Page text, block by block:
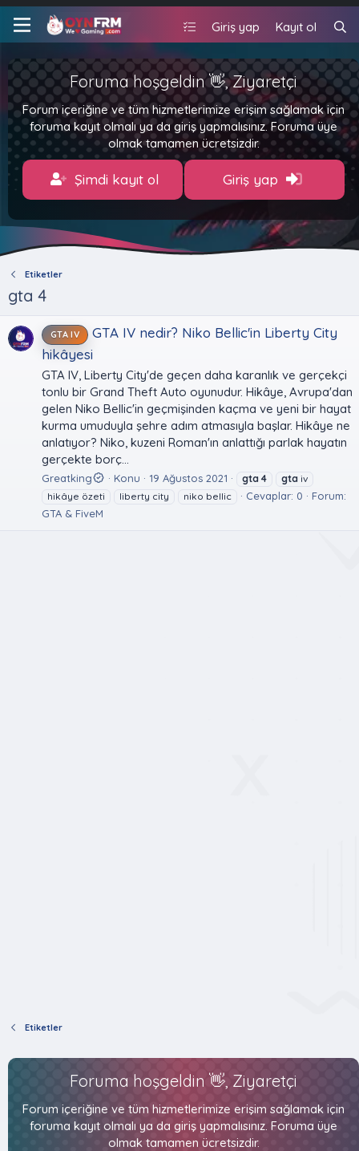
Giriş yap Kayıt ol
Foruma hoşgeldin 👋, Ziyaretçi
Forum içeriğine ve tüm hizmetlerimize erişim sağlamak için
foruma kayıt olmalı ya da giriş yapmalısınız. Foruma üye
olmak tamamen ücretsizdir.
Şimdi kayıt ol Giriş yap
Etiketler
gta 4
GTA IV
GTA IV nedir? Niko Bellic'in Liberty City
hikâyesi
GTA IV, Liberty City'de geçen daha karanlık ve gerçekçi
tonlu bir Grand Theft Auto oyunudur. Hikâye, Avrupa'dan
gelen Niko Bellic'in geçmişinden kaçma ve yeni bir hayat
kurma umuduyla şehre adım atmasıyla başlar. Hikâye ne
anlatıyor? Niko, kuzeni Roman'ın anlattığı parlak hayatın
gerçekte borç...
Greatking Konu 19 Ağustos 2021 gta 4 gta iv
hikâye özeti
liberty city niko bellic Cevaplar: 0
Forum:
GTA & FiveM
Etiketler
Foruma hoşgeldin 👋, Ziyaretçi
Forum içeriğine ve tüm hizmetlerimize erişim sağlamak için
foruma kayıt olmalı ya da giriş yapmalısınız. Foruma üye
olmak tamamen ücretsizdir.